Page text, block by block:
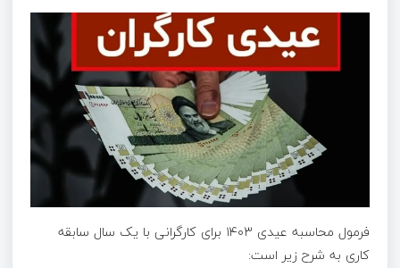
فرمول محاسبه عیدی ۱۴۰۳ برای کارگرانی با یک سال سابقه
کاری به شرح زیر است: